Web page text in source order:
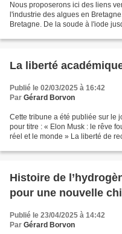
Nous proposerons ici des liens
l'industrie des algues en
Bretagne. De la soude à l'iode
La liberté
Publié le 02/03/2025 à 16:42
Par Gérard Borvon
Cette tribune a été publiée sur le
pour titre : « Elon Musk : le rêve
réel et le monde » La liberté de
Histoire de
pour une nouvelle
Publié le 23/04/2025 à 14:42
Par Gérard Borvon